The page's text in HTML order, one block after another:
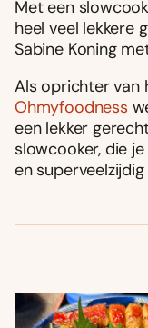
Met een
heel veel lekkere
Sabine Koning
Als oprichter van
Ohmyfoodness
een lekker
slowcooker, die
en superveelzijdig